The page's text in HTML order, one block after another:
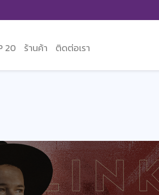
20 ร้านค้า ติดต่อเรา